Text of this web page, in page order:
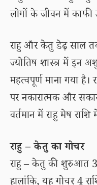
लोगों के जीवन में
राहु और केतु डेढ़ साल
ज्योतिष शास्त्र में इन
महत्वपूर्ण माना गया
पर नकारात्मक और
वर्तमान में राहु मेष
राहु – केतु का गोचर
राहु – केतु की शुरुआत